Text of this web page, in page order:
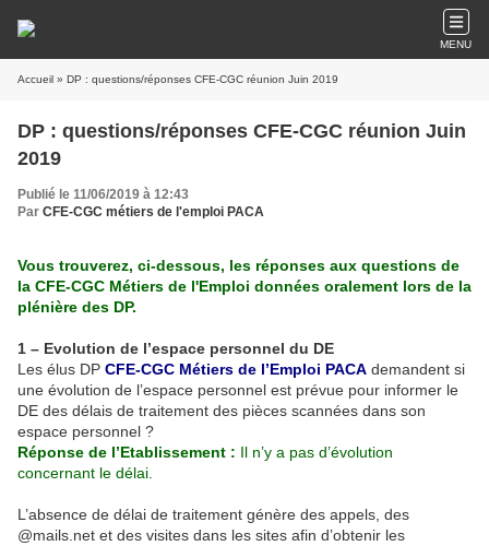
MENU
Accueil » DP : questions/réponses CFE-CGC réunion Juin 2019
DP : questions/réponses CFE-CGC réunion Juin
2019
Publié le 11/06/2019 à 12:43
Par CFE-CGC métiers de l'emploi PACA
Vous trouverez, ci-dessous, les réponses aux questions de
la CFE-CGC Métiers de l'Emploi données oralement lors de la
plénière des DP.
1 – Evolution de l’espace personnel du DE
Les élus DP CFE-CGC Métiers de l’Emploi PACA demandent si
une évolution de l’espace personnel est prévue pour informer le
DE des délais de traitement des pièces scannées dans son
espace personnel ?
Réponse de l’Etablissement : Il n’y a pas d’évolution
concernant le délai.
L’absence de délai de traitement génère des appels, des
@mails.net et des visites dans les sites afin d’obtenir les